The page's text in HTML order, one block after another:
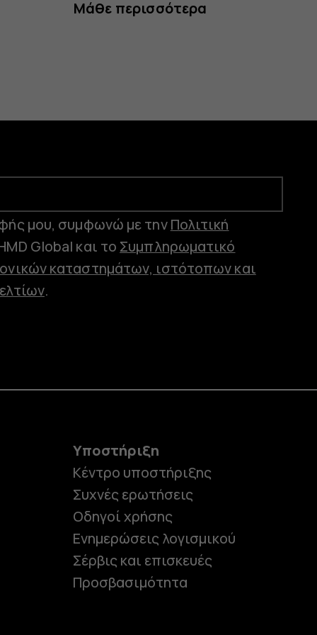
Μάθε περισσότερα
μου, συμφωνώ με τηνΠολιτική
Global και το Συμπληρωματικό
καταστημάτων, ιστότοπων και
.
Υποστήριξη
Κέντρο υποστήριξης
Συχνές ερωτήσεις
Οδηγοί χρήσης
Ενημερώσεις λογισμικού
Σέρβις και επισκευές
Προσβασιμότητα